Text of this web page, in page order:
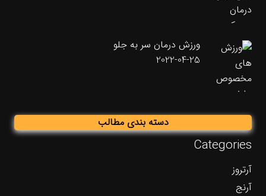
ورزش درمان سر به جلو
2022-04-25
دسته بندی مطالب
Categories
آرتروز
آرنج